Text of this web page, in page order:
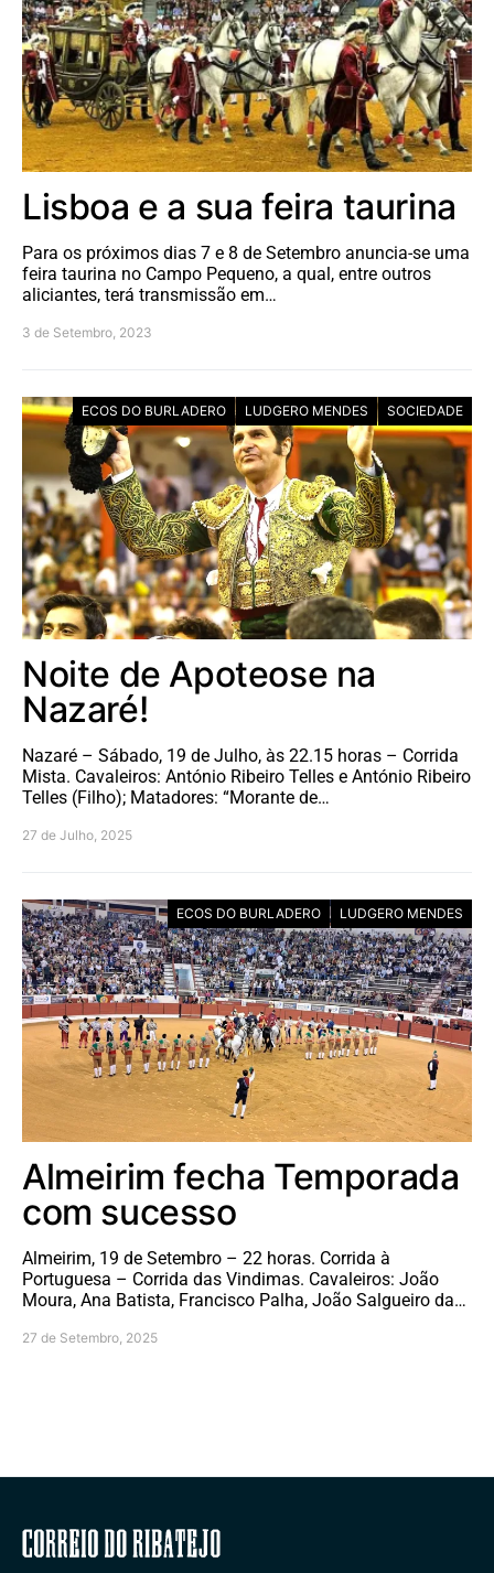
Lisboa e a sua feira taurina
Para os próximos dias 7 e 8 de Setembro anuncia-se uma
feira taurina no Campo Pequeno, a qual, entre outros
aliciantes, terá transmissão em…
3 de Setembro, 2023
ECOS DO BURLADERO LUDGERO MENDES SOCIEDADE
Noite de Apoteose na
Nazaré!
Nazaré – Sábado, 19 de Julho, às 22.15 horas – Corrida
Mista. Cavaleiros: António Ribeiro Telles e António Ribeiro
Telles (Filho); Matadores: “Morante de…
27 de Julho, 2025
ECOS DO BURLADERO LUDGERO MENDES
Almeirim fecha Temporada
com sucesso
Almeirim, 19 de Setembro – 22 horas. Corrida à
Portuguesa – Corrida das Vindimas. Cavaleiros: João
Moura, Ana Batista, Francisco Palha, João Salgueiro da…
27 de Setembro, 2025
Correio do Ribatejo